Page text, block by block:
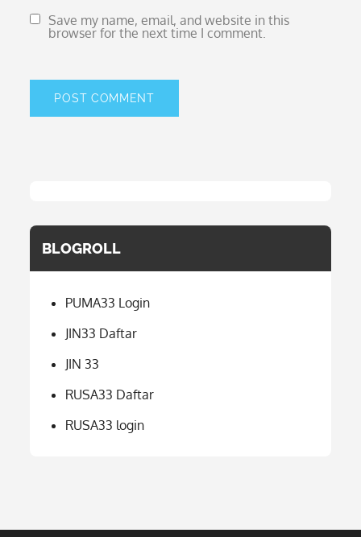
Save my name, email, and website in this
browser for the next time I comment.
BLOGROLL
PUMA33 Login
JIN33 Daftar
JIN 33
RUSA33 Daftar
RUSA33 login